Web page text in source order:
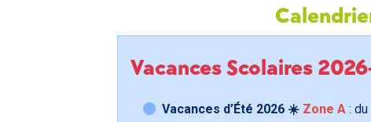
Vacances Scolaires
Vacances d’Été 2026 ☀️ Zone A: du